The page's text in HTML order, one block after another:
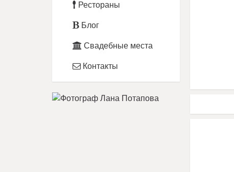
Рестораны
Блог
Свадебные места
Контакты